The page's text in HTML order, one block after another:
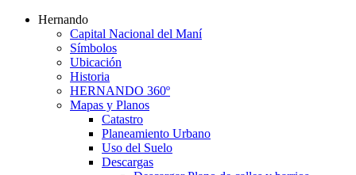
Hernando
Capital Nacional del Maní
Símbolos
Ubicación
Historia
HERNANDO 360º
Mapas y Planos
Catastro
Planeamiento Urbano
Uso del Suelo
Descargas